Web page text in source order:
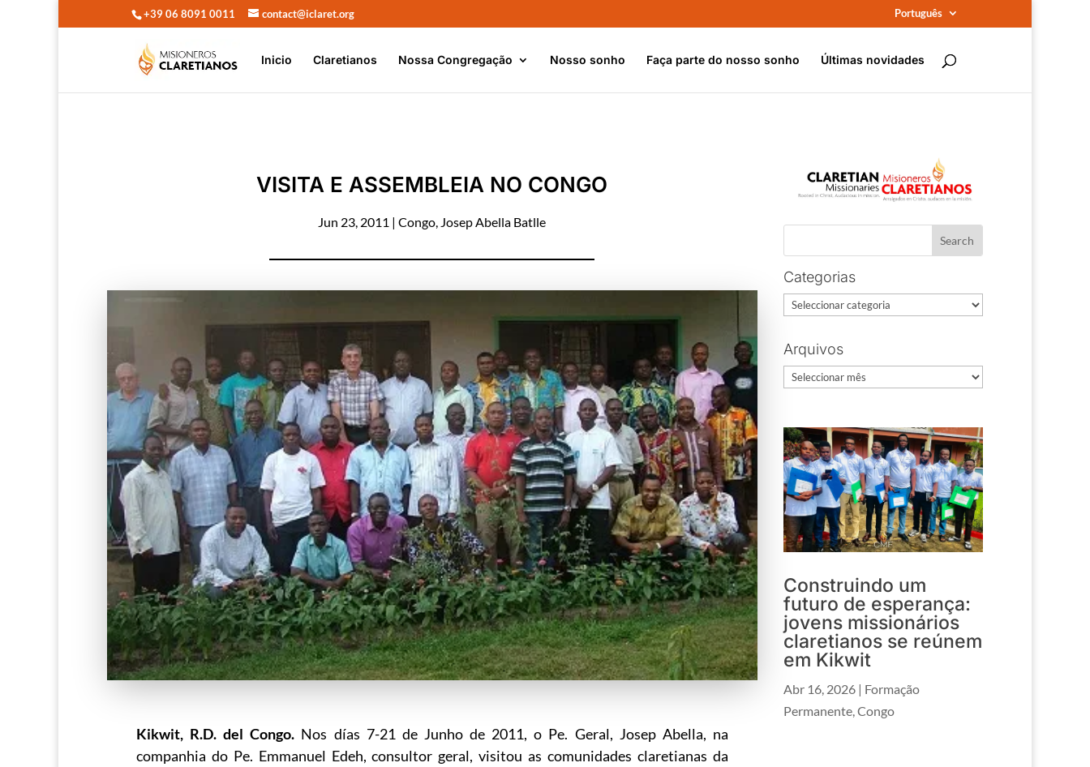
+39 06 8091 0011 contact@iclaret.org Português
Inicio Claretianos Nossa Congregação Nosso sonho Faça parte do nosso sonho Últimas novidades
VISITA E ASSEMBLEIA NO CONGO
Jun 23, 2011 |Congo, Josep Abella Batlle
Kikwit, R.D. del Congo. Nos días 7-21 de Junho de 2011, o Pe. Geral, Josep Abella, na
companhia do Pe. Emmanuel Edeh, consultor geral, visitou as comunidades claretianas da
Categorias
Categorias
Arquivos
Arquivos
Construindo um
futuro de esperança:
jovens missionários
claretianos se reúnem
em Kikwit
Abr 16, 2026 | Formação
Permanente,Congo